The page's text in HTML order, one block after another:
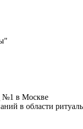
№1 в Москве
в области